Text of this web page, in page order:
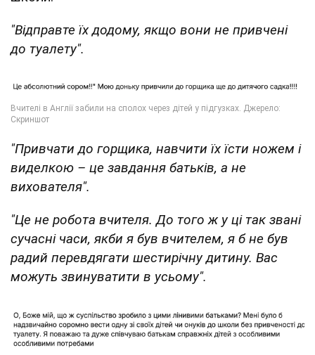
"Відправте їх додому, якщо вони не привчені
до туалету".
"Привчати до горщика, навчити їх їсти ножем і
виделкою – це завдання батьків, а не
вихователя".
"Це не робота вчителя. До того ж у ці так звані
сучасні часи, якби я був вчителем, я б не був
радий перевдягати шестирічну дитину. Вас
можуть звинуватити в усьому".